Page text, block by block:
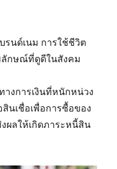
รนด์เนม การใช้ชีวิต
ลักษณ์ที่ดูดีในสังคม
งการเงินที่หนักหน่วง
นเชื่อเพื่อการซื้อของ
ผลให้เกิดภาระหนี้สิน